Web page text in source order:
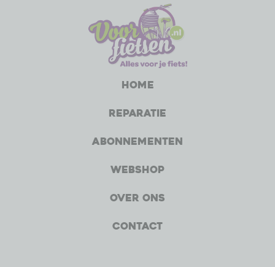
Home
Reparatie
Abonnementen
Webshop
Over ons
Contact